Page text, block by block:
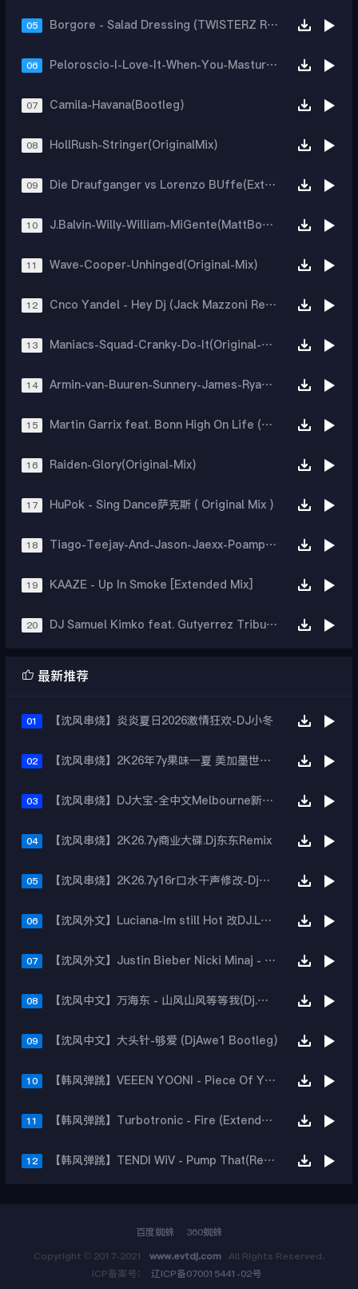
05 Borgore - Salad Dressing (TWISTERZ Remix)
06 Peloroscio-I-Love-It-When-You-Masturbate(Extended-Mix)
07 Camila-Havana(Bootleg)
08 HollRush-Stringer(OriginalMix)
09 Die Draufganger vs Lorenzo BUffe(Extended Mix)
10 J.Balvin-Willy-William-MiGente(MattBootleg)
11 Wave-Cooper-Unhinged(Original-Mix)
12 Cnco Yandel - Hey Dj (Jack Mazzoni Remix)
13 Maniacs-Squad-Cranky-Do-It(Original-Mix)
14 Armin-van-Buuren-Sunnery-James-Ryan-Marciano-You-Are-Too(Extended-Mix)
15 Martin Garrix feat. Bonn High On Life (Andry J Private Remix)
16 Raiden-Glory(Original-Mix)
17 HuPok - Sing Dance萨克斯 ( Original Mix )
18 Tiago-Teejay-And-Jason-Jaexx-Poampuej(Original-Mix)
19 KAAZE - Up In Smoke [Extended Mix]
20 DJ Samuel Kimko feat. Gutyerrez Tribu (Extended Mix)
 最新推荐
01 【沈风串烧】炎炎夏日2026激情狂欢-DJ小冬
02 【沈风串烧】2K26年7y果味一夏 美加墨世界杯主题跳舞派对专辑 - Dj.阿帅
03 【沈风串烧】DJ大宝-全中文Melbourne新弹跳一飞冲天重低音上劲风暴MUSIC慢摇大碟
04 【沈风串烧】2K26.7y商业大碟.Dj东东Remix
05 【沈风串烧】2K26.7y16r口水干声修改-Dj东东Remix
06 【沈风外文】Luciana-Im still Hot 改DJ.LoZe
07 【沈风外文】Justin Bieber Nicki Minaj - Beauty And A Beat (DjHope小春 Extended Mix)
08 【沈风中文】万海东 - 山风山风等等我(Dj.阿洋 Extended Mix)
09 【沈风中文】大头针-够爱 (DjAwe1 Bootleg)
10 【韩风弹跳】VEEEN YOONI - Piece Of Your Heart (Remix)
11 【韩风弹跳】Turbotronic - Fire (Extended Mix)
12 【韩风弹跳】TENDI WiV - Pump That(Remix)
百度蜘蛛 360蜘蛛
Copyright © 2017-2021 www.evtdj.com
All Rights Reserved.
ICP备案号：
辽ICP备070015441-02号